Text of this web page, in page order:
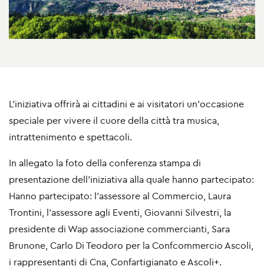
L'iniziativa offrirà ai cittadini e ai visitatori un'occasione
speciale per vivere il cuore della città tra musica,
intrattenimento e spettacoli.
In allegato la foto della conferenza stampa di
presentazione dell'iniziativa alla quale hanno partecipato:
Hanno partecipato: l'assessore al Commercio, Laura
Trontini, l'assessore agli Eventi, Giovanni Silvestri, la
presidente di Wap associazione commercianti, Sara
Brunone, Carlo Di Teodoro per la Confcommercio Ascoli,
i rappresentanti di Cna, Confartigianato e Ascoli+.